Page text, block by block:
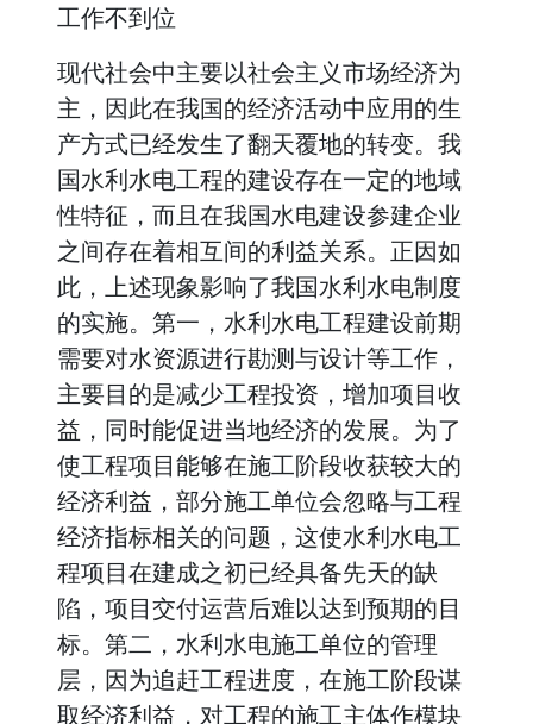
工作不到位
现代社会中主要以社会主义市场经济为
主，因此在我国的经济活动中应用的生
产方式已经发生了翻天覆地的转变。我
国水利水电工程的建设存在一定的地域
性特征，而且在我国水电建设参建企业
之间存在着相互间的利益关系。正因如
此，上述现象影响了我国水利水电制度
的实施。第一，水利水电工程建设前期
需要对水资源进行勘测与设计等工作，
主要目的是减少工程投资，增加项目收
益，同时能促进当地经济的发展。为了
使工程项目能够在施工阶段收获较大的
经济利益，部分施工单位会忽略与工程
经济指标相关的问题，这使水利水电工
程项目在建成之初已经具备先天的缺
陷，项目交付运营后难以达到预期的目
标。第二，水利水电施工单位的管理
层，因为追赶工程进度，在施工阶段谋
取经济利益，对工程的施工主体作模块